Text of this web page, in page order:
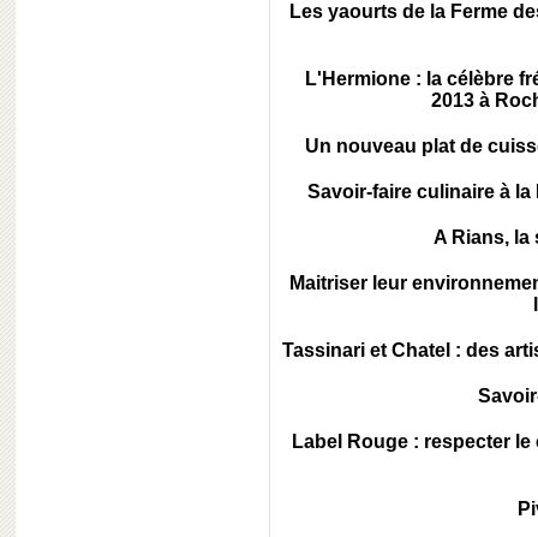
Les yaourts de la Ferme
L'Hermione : la célèbre
2013 à
Un nouveau plat de
Savoir-faire culinaire à
A Rians, la
Maitriser leur
Tassinari et Chatel : des
Label Rouge : respecter